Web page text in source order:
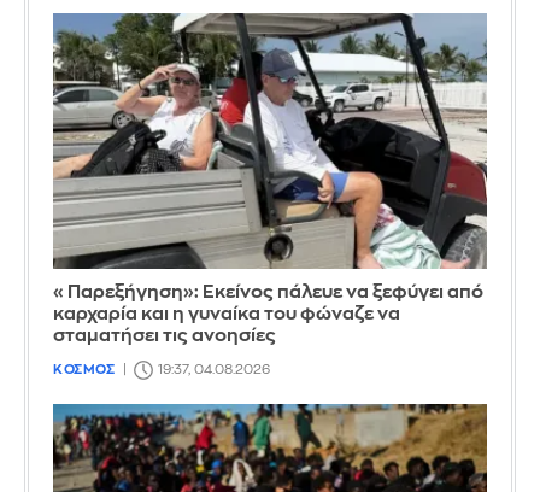
«Παρεξήγηση»: Εκείνος πάλευε να ξεφύγει από
καρχαρία και η γυναίκα του φώναζε να
σταματήσει τις ανοησίες
ΚΟΣΜΟΣ 19:37, 04.08.2026